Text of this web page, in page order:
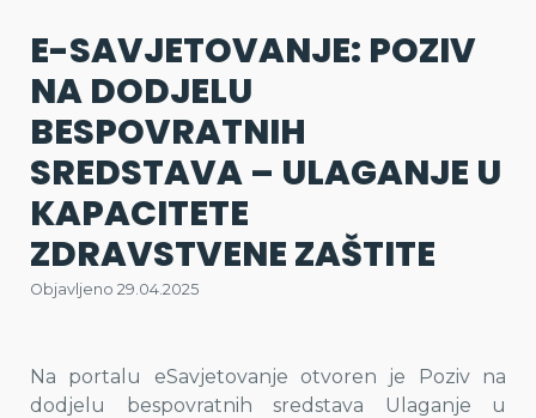
E-SAVJETOVANJE: POZIV
NA DODJELU
BESPOVRATNIH
SREDSTAVA – ULAGANJE U
KAPACITETE
ZDRAVSTVENE ZAŠTITE
Objavljeno 29.04.2025
Na portalu eSavjetovanje otvoren je Poziv na
dodjelu bespovratnih sredstava Ulaganje u